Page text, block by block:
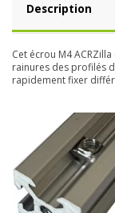
Description
Cet écrou M4
rainures des profilés
rapidement fixer